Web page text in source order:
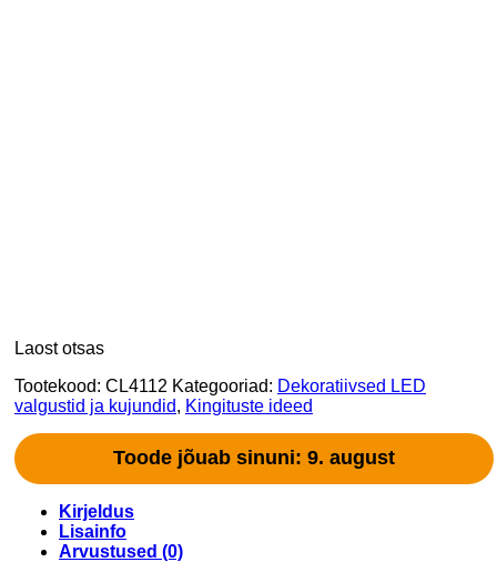
Laost otsas
Tootekood: CL4112 Kategooriad: Dekoratiivsed LED
valgustid ja kujundid, Kingituste ideed
Toode jõuab sinuni: 9. august
Kirjeldus
Lisainfo
Arvustused (0)